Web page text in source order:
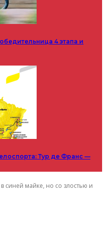
4 этапа и
Тур де Франс —
синей майке, но со злостью и